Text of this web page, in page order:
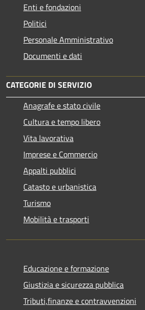
Enti e fondazioni
Politici
Personale Amministrativo
Documenti e dati
CATEGORIE DI SERVIZIO
Anagrafe e stato civile
Cultura e tempo libero
Vita lavorativa
Imprese e Commercio
Appalti pubblici
Catasto e urbanistica
Turismo
Mobilità e trasporti
Educazione e formazione
Giustizia e sicurezza pubblica
Tributi,finanze e contravvenzioni